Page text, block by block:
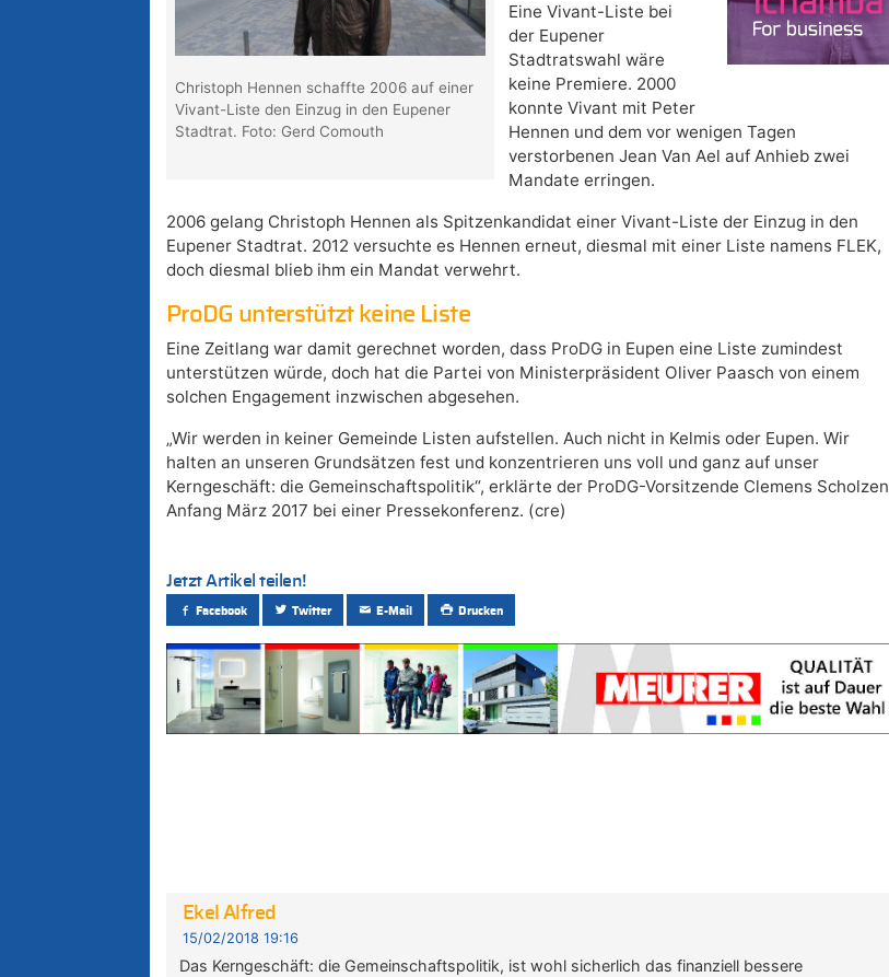
Christoph Hennen schaffte 2006 auf einer
Vivant-Liste den Einzug in den Eupener
Stadtrat. Foto: Gerd Comouth
Eine Vivant-Liste bei
der Eupener
Stadtratswahl wäre
keine Premiere. 2000
konnte Vivant mit Peter
Hennen und dem vor wenigen Tagen
verstorbenen Jean Van Ael auf Anhieb zwei
Mandate erringen.
2006 gelang Christoph Hennen als Spitzenkandidat einer Vivant-Liste der Einzug in den
Eupener Stadtrat. 2012 versuchte es Hennen erneut, diesmal mit einer Liste namens FLEK,
doch diesmal blieb ihm ein Mandat verwehrt.
ProDG unterstützt keine Liste
Eine Zeitlang war damit gerechnet worden, dass ProDG in Eupen eine Liste zumindest
unterstützen würde, doch hat die Partei von Ministerpräsident Oliver Paasch von einem
solchen Engagement inzwischen abgesehen.
„Wir werden in keiner Gemeinde Listen aufstellen. Auch nicht in Kelmis oder Eupen. Wir
halten an unseren Grundsätzen fest und konzentrieren uns voll und ganz auf unser
Kerngeschäft: die Gemeinschaftspolitik“, erklärte der ProDG-Vorsitzende Clemens Scholzen
Anfang März 2017 bei einer Pressekonferenz. (cre)
Jetzt Artikel teilen!
Facebook Twitter E-Mail Drucken
Ekel Alfred
15/02/2018 19:16
Das Kerngeschäft: die Gemeinschaftspolitik, ist wohl sicherlich das finanziell bessere